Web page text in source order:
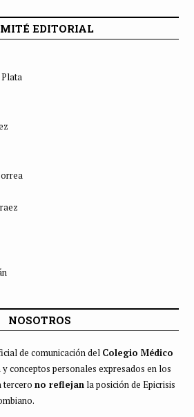
EDITORIAL
NOSOTROS
de comunicación del Colegio Médico
y conceptos personales expresados en los
tercero no reflejanla posición de Epicrisis